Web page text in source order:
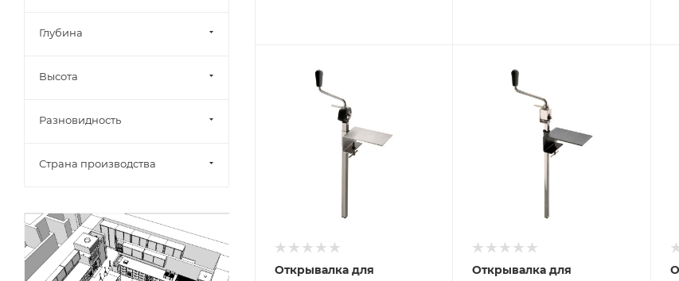
Открывалка для
Открывалка для
Глубина
Высота
Разновидность
Страна производства